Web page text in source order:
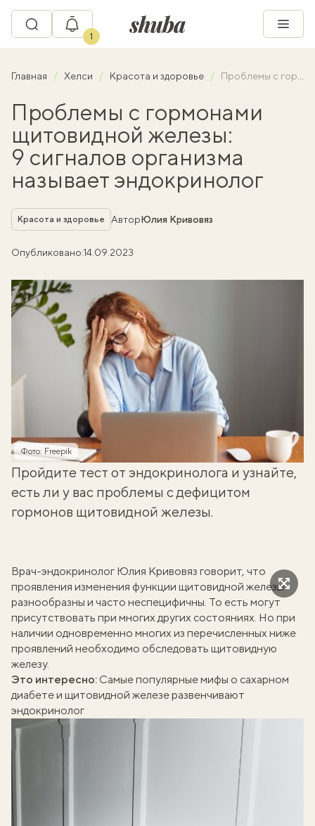
1
Главная Хелси Красота и здоровье Проблемы с гормонами щитовидной железы: 9 сигналов организма называет эндокринолог
Проблемы с гормонами
щитовидной железы:
9 сигналов организма
называет эндокринолог
Рубрика
Красота и здоровье АвторЮлия Кривовяз
Опубликовано:14.09.2023
Фото: Freepik
Пройдите тест от эндокринолога и узнайте,
есть ли у вас проблемы с дефицитом
гормонов щитовидной железы.
Врач-эндокринолог Юлия Кривовяз говорит, что
проявления изменения функции щитовидной железы
разнообразны и часто неспецифичны. То есть могут
присутствовать при многих других состояниях. Но при
наличии одновременно многих из перечисленных ниже
проявлений необходимо обследовать щитовидную
железу.
Это интересно:Самые популярные мифы о сахарном
диабете и щитовидной железе развенчивают
эндокринолог